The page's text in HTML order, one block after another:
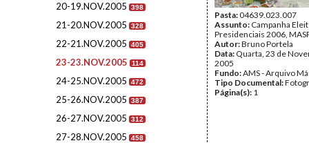
20-19.NOV.2005 398
21-20.NOV.2005 328
22-21.NOV.2005 405
23-23.NOV.2005 114
24-25.NOV.2005 472
25-26.NOV.2005 387
26-27.NOV.2005 312
27-28.NOV.2005 458
Pasta:04639.023.007
Assunto: Campanha
Presidenciais 2006,
Autor:Bruno Portela
Data: Quarta, 23 de
2005
Fundo:AMS - Arquivo
Tipo Documental:
Página(s): 1